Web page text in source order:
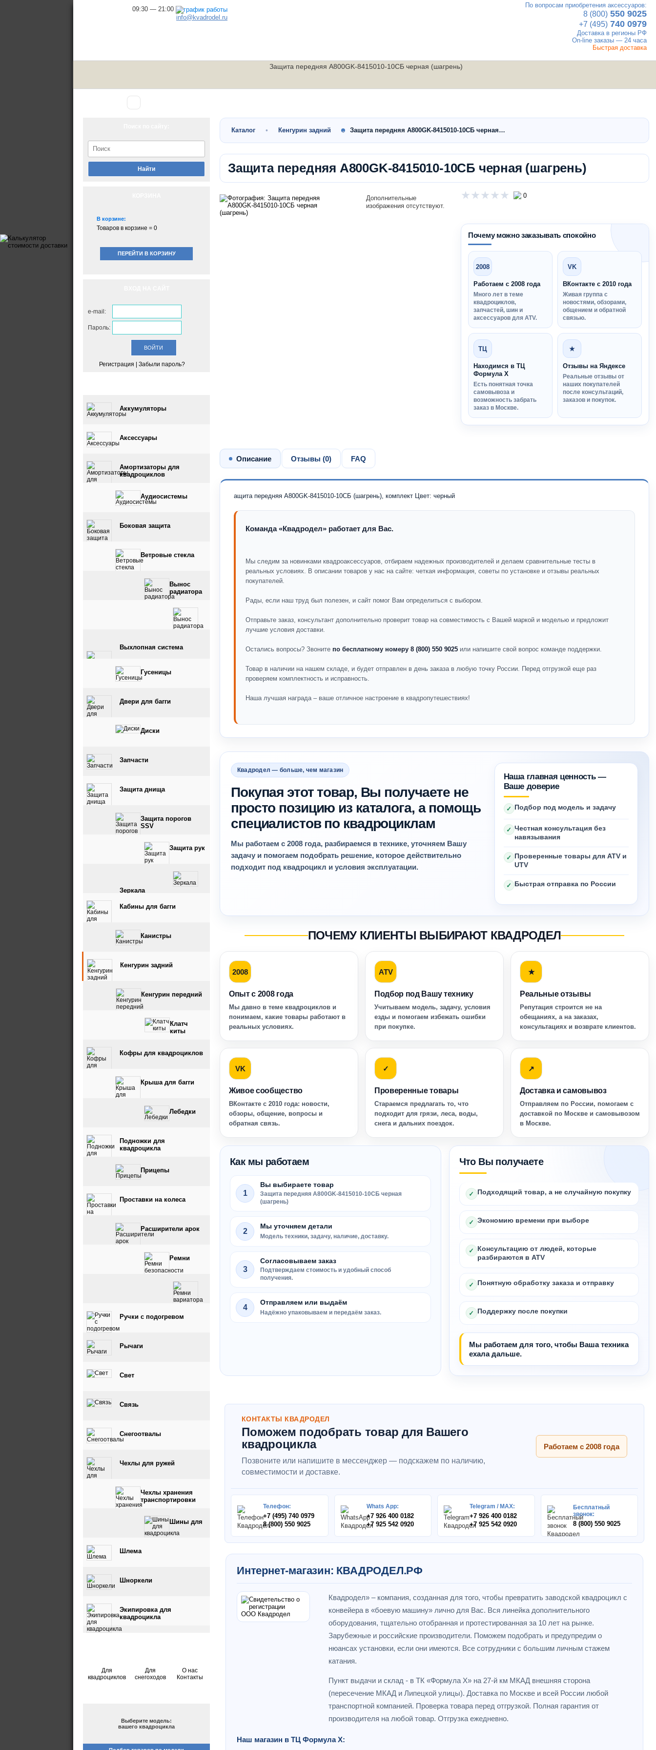
09:30 — 21:00
info@kvadrodel.ru
По вопросам приобретения аксессуаров:
8 (800) 550 9025
+7 (495) 740 0979
Доставка в регионы РФ
On-line заказы — 24 часа
Быстрая доставка
Защита передняя A800GK-8415010-10СБ черная (шагрень)
Найти
В корзине:
Товаров в корзине = 0
ПЕРЕЙТИ В КОРЗИНУ
e-mail:
Пароль:
Регистрация Забыли пароль?
Аккумуляторы
Аксессуары
Амортизаторы для
квадроциклов
Аудиосистемы
Боковая защита
Ветровые стекла
Вынос
радиатора
Вынос радиатора и
Выхлопная система
Гусеницы
Двери для багги
Диски
Запчасти
Защита днища
Защита порогов
SSV
Защита рук
Зеркала
Кабины для багги
Канистры
Кенгурин задний
Кенгурин передний
Клатч
киты
Кофры для квадроциклов
Крыша для багги
Лебедки
Подножки для
квадроцикла
Прицепы
Проставки на колеса
Расширители арок
Ремни
Ручки с подогревом
Рычаги
Свет
Связь
Снегоотвалы
Чехлы для ружей
Чехлы хранения
транспортировки
Шины для
Шлема
Шноркели
Экипировка для
квадроцикла
Для
квадроциклов
Для
снегоходов
О нас
Контакты
Выберите модель:
вашего квадроцикла
Каталог Кенгурин задний Защита передняя A800GK-8415010-10СБ черная…
Защита передняя A800GK-8415010-10СБ черная (шагрень)
Дополнительные
изображения отсутствуют.
0
Почему можно заказывать спокойно
2008
Работаем с 2008 года
Много лет в теме
квадроциклов,
запчастей, шин и
аксессуаров для ATV.
VK
ВКонтакте с 2010 года
Живая группа с
новостями, обзорами,
общением и обратной
связью.
ТЦ
Находимся в ТЦ
Формула Х
Есть понятная точка
самовывоза и
возможность забрать
заказ в Москве.
★
Отзывы на Яндексе
Реальные отзывы от
наших покупателей
после консультаций,
заказов и покупок.
Описание Отзывы (0) FAQ
ащита передняя A800GK-8415010-10СБ (шагрень), комплект Цвет: черный
Команда «Квадродел» работает для Вас.
Мы следим за новинками квадроаксессуаров, отбираем надежных производителей и делаем сравнительные тесты в
реальных условиях. В описании товаров у нас на сайте: четкая информация, советы по установке и отзывы реальных
покупателей.
Рады, если наш труд был полезен, и сайт помог Вам определиться с выбором.
Отправьте заказ, консультант дополнительно проверит товар на совместимость с Вашей маркой и моделью и предложит
лучшие условия доставки.
Остались вопросы? Звоните по бесплатному номеру 8 (800) 550 9025 или напишите свой вопрос команде поддержки.
Товар в наличии на нашем складе, и будет отправлен в день заказа в любую точку России. Перед отгрузкой еще раз
проверяем комплектность и исправность.
Наша лучшая награда – ваше отличное настроение в квадропутешествиях!
Квадродел — больше, чем магазин
Покупая этот товар, Вы получаете не
просто позицию из каталога, а помощь
специалистов по квадроциклам
Мы работаем с 2008 года, разбираемся в технике, уточняем Вашу
задачу и помогаем подобрать решение, которое действительно
подходит под квадроцикл и условия эксплуатации.
Наша главная ценность —
Ваше доверие
✓ Подбор под модель и задачу
✓ Честная консультация без
навязывания
✓ Проверенные товары для ATV и
UTV
✓ Быстрая отправка по России
ПОЧЕМУ КЛИЕНТЫ ВЫБИРАЮТ КВАДРОДЕЛ
2008
Опыт с 2008 года
Мы давно в теме квадроциклов и
понимаем, какие товары работают в
реальных условиях.
ATV
Подбор под Вашу технику
Учитываем модель, задачу, условия
езды и помогаем избежать ошибки
при покупке.
★
Реальные отзывы
Репутация строится не на
обещаниях, а на заказах,
консультациях и возврате клиентов.
VK
Живое сообщество
ВКонтакте с 2010 года: новости,
обзоры, общение, вопросы и
обратная связь.
✓
Проверенные товары
Стараемся предлагать то, что
подходит для грязи, леса, воды,
снега и дальних поездок.
↗
Доставка и самовывоз
Отправляем по России, помогаем с
доставкой по Москве и самовывозом
в Москве.
Как мы работаем
1
Вы выбираете товар
Защита передняя A800GK-8415010-10СБ черная
(шагрень)
2
Мы уточняем детали
Модель техники, задачу, наличие, доставку.
3
Согласовываем заказ
Подтверждаем стоимость и удобный способ
получения.
4
Отправляем или выдаём
Надёжно упаковываем и передаём заказ.
Что Вы получаете
✓ Подходящий товар, а не случайную покупку
✓ Экономию времени при выборе
✓ Консультацию от людей, которые
разбираются в ATV
✓ Понятную обработку заказа и отправку
✓ Поддержку после покупки
Мы работаем для того, чтобы Ваша техника
ехала дальше.
КОНТАКТЫ КВАДРОДЕЛ
Поможем подобрать товар для Вашего
квадроцикла
Позвоните или напишите в мессенджер — подскажем по наличию,
совместимости и доставке.
Работаем с 2008 года
Телефон:
+7 (495) 740 0979
8 (800) 550 9025
Whats App:
+7 926 400 0182
+7 925 542 0920
Telegram / MAX:
+7 926 400 0182
+7 925 542 0920
Бесплатный
звонок:
8 (800) 550 9025
Интернет-магазин: КВАДРОДЕЛ.РФ
Квадродел» – компания, созданная для того, чтобы превратить заводской квадроцикл с
конвейера в «боевую машину» лично для Вас. Вся линейка дополнительного
оборудования, тщательно отобранная и протестированная за 10 лет на рынке.
Зарубежные и российские производители. Поможем подобрать и предупредим о
нюансах установки, если они имеются. Все сотрудники с большим личным стажем
катания.
Пункт выдачи и склад - в ТК «Формула X» на 27-й км МКАД внешняя сторона
(пересечение МКАД и Липецкой улицы). Доставка по Москве и всей России любой
транспортной компанией. Проверка товара перед отгрузкой. Полная гарантия от
производителя на любой товар. Отгрузка ежедневно.
Наш магазин в ТЦ Формула Х:
×